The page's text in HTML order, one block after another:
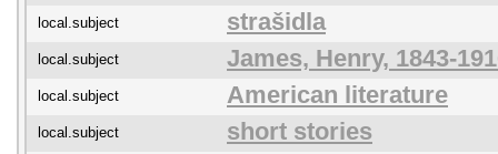
local.subject strašidla
local.subject James, Henry, 1843-
local.subject American literature
local.subject short stories